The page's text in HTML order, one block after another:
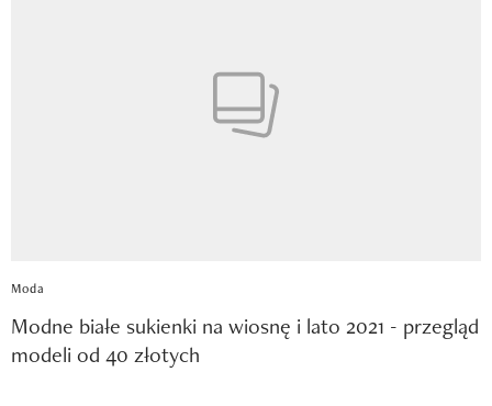
Moda
Modne białe sukienki na wiosnę i lato 2021 - przegląd
modeli od 40 złotych